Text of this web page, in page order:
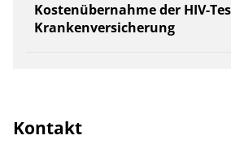
Kostenübernahme der HIV-
Krankenversicherung
Kontakt